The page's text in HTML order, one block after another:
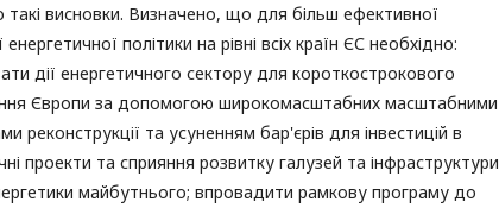
такі висновки. Визначено, що для більш ефективної
енергетичної політики на рівні всіх країн ЄС необхідно:
дії енергетичного сектору для короткострокового
Європи за допомогою широкомасштабних масштабними
реконструкції та усуненням бар'єрів для інвестицій в
проекти та сприяння розвитку галузей та інфраструктури
майбутнього; впровадити рамкову програму до